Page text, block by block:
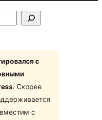
с
. Скорее
с